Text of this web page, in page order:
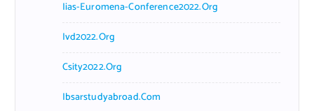
Iias-Euromena-Conference2022.org
Ivd2022.org
Csity2022.org
Ibsarstudyabroad.com